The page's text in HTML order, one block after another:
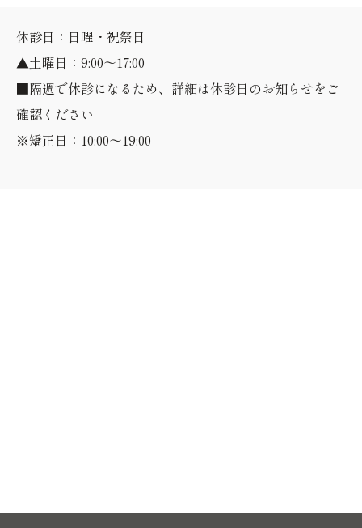
休診日：日曜・祝祭日
▲土曜日：9:00～17:00
■隔週で休診になるため、詳細は休診日のお知らせをご
確認ください
※矯正日：10:00～19:00